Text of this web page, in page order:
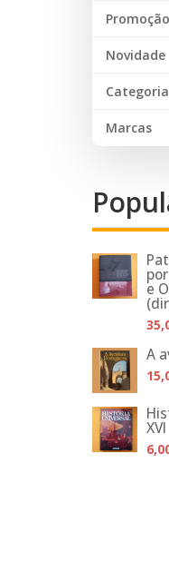
Promoção
Novidade
Marcas
e
A
XVI